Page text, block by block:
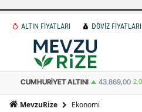
ALTIN FİYATLARI DÖVİZ FİYATLARI
ATA ALTIN 43.700,00 1,34% DOLAR
MevzuRize Ekonomi